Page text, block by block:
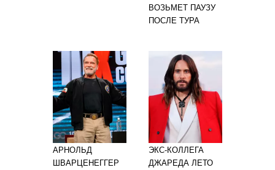
ВОЗЬМЕТ ПАУЗУ
ПОСЛЕ ТУРА
АРНОЛЬД
ШВАРЦЕНЕГГЕР
ЭКС-КОЛЛЕГА
ДЖАРЕДА ЛЕТО